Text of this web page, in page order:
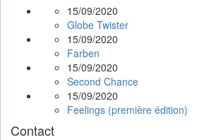
15/09/2020
Globe Twister
15/09/2020
Farben
15/09/2020
Second Chance
15/09/2020
Feelings (première édition)
Contact